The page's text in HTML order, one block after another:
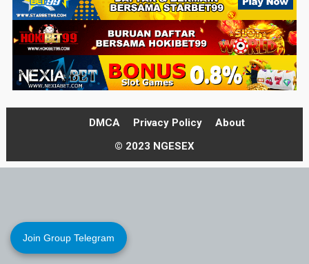
DMCA Privacy Policy
About
© 2023 NGESEX
Join Group Telegram